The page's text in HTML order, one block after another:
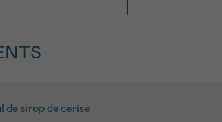
de sirop de cerise